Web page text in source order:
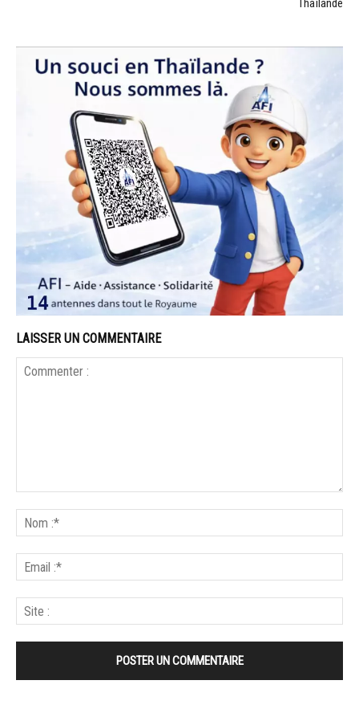
Thaïlande
LAISSER UN COMMENTAIRE